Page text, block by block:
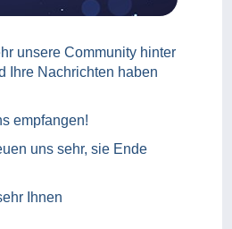
unsere Community hinter
Ihre Nachrichten haben
empfangen!
uns sehr, sie Ende
Ihnen